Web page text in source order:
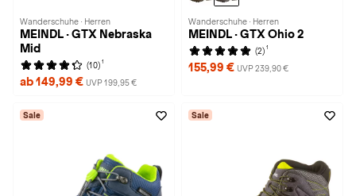
Wanderschuhe · Herren
MEINDL · GTX Nebraska
Mid
(10) 1
ab 149,99 € UVP 199,95 €
Wanderschuhe · Herren
MEINDL · GTX Ohio 2
(2) 1
155,99 € UVP 239,90 €
Sale Sale